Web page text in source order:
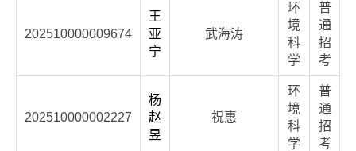
202510000009674
王
亚
宁
武海涛
环
境
科
学
普
通
招
考
202510000002227
杨
赵
昱
祝惠
环
境
科
学
普
通
招
考